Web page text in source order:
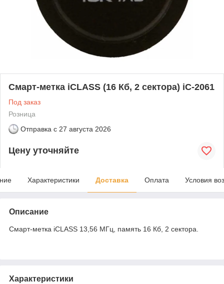
Смарт-метка iCLASS (16 Кб, 2 сектора) iC-2061
Под заказ
Розница
Отправка с 27 августа 2026
Цену уточняйте
Характеристики Доставка Оплата Условия
Описание
Смарт-метка iCLASS 13,56 МГц, память 16 Кб, 2 сектора.
Характеристики